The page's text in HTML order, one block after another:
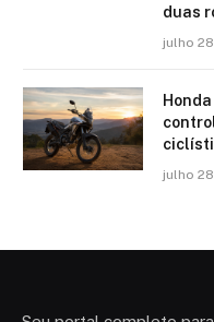
duas
julho
julho